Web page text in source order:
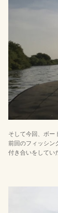
そして今回、ボー
前回のフィッシン
付き合いをしてい